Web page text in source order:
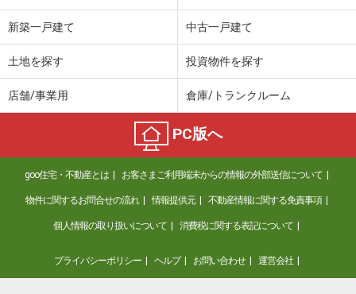
新築一戸建て 中古一戸建て
土地を探す 投資物件を探す
店舗/事業用 倉庫/トランクルーム
PC版へ
goo住宅・不動産とは お客さまご利用端末からの情報の外部送信について
物件に関するお問合せの流れ 情報提供元 不動産情報に関する免責事項
個人情報の取り扱いについて 消費税に関する表記について
プライバシーポリシー ヘルプ お問い合わせ 運営会社